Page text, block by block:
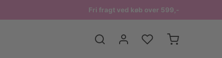
Fri fragt ved køb over 599,-